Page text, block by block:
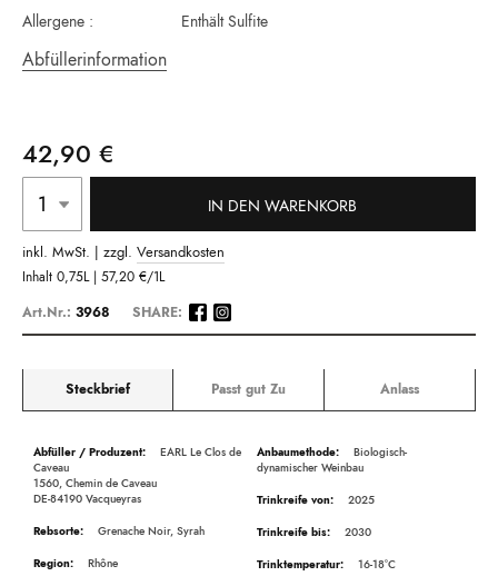
Allergene :
Enthält Sulfite
Abfüllerinformation
42,90 €
IN DEN WARENKORB
inkl. MwSt. | zzgl. Versandkosten
Inhalt 0,75L | 57,20 €/1L
Art.Nr.: 3968 SHARE:
Steckbrief Passt gut Zu Anlass
Beschreibung
Caveau
1560, Chemin de Caveau
DE-84190 Vacqueyras
Grenache Noir, Syrah
Rhône
dynamischer Weinbau
2025
2030
16-18°C